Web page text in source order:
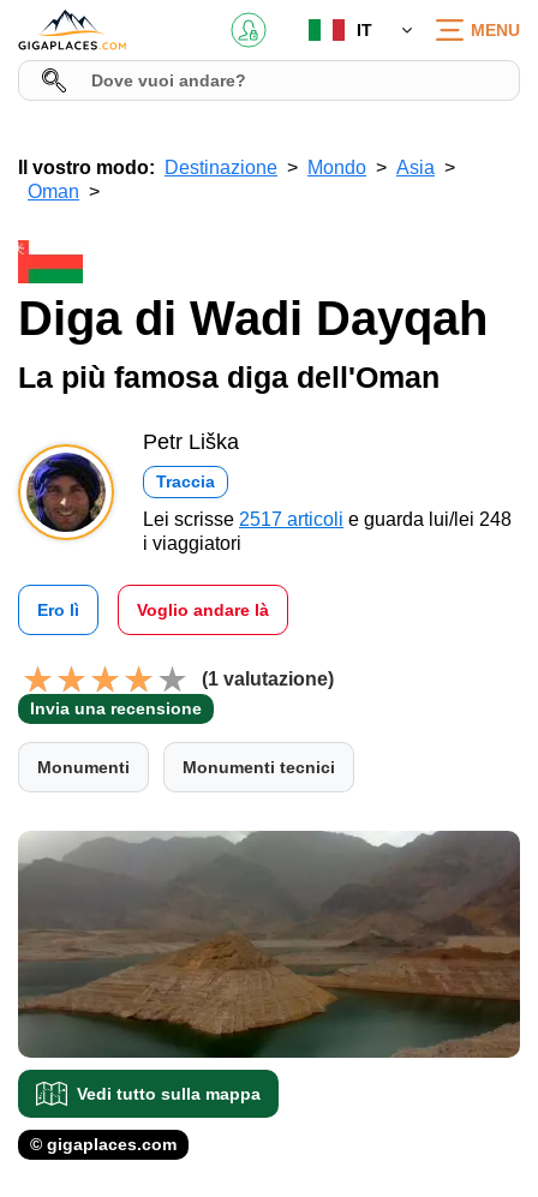
IT MENU
Il vostro modo: Destinazione Mondo
Asia
Oman
Diga di Wadi Dayqah
La più famosa diga dell'Oman
Petr Liška
Traccia
Lei scrisse 2517 articoli e guarda lui/lei 248
i viaggiatori
Ero lì Voglio andare là
(1 valutazione)
Invia una recensione
Monumenti Monumenti tecnici
Vedi tutto sulla mappa
© gigaplaces.com